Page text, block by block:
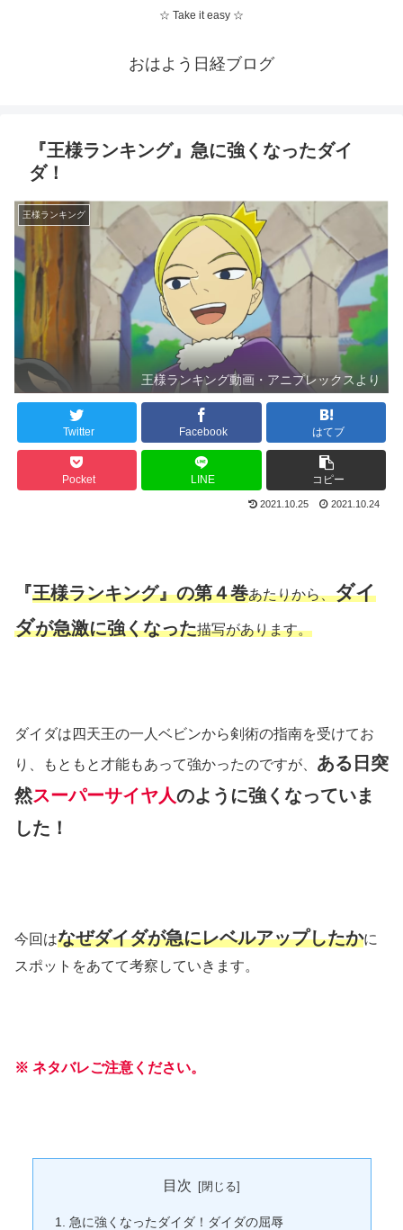
☆ Take it easy ☆
おはよう日経ブログ
『王様ランキング』急に強くなったダイ
ダ！
王様ランキング
王様ランキング動画・アニプレックスより
Twitter Facebook はてブ
Pocket LINE コピー
2021.10.25 2021.10.24
『王様ランキング』の第４巻あたりから、ダイ
ダが急激に強くなった描写があります。
ダイダは四天王の一人ベビンから剣術の指南を受けてお
り、もともと才能もあって強かったのですが、 ある日突
然スーパーサイヤ人のように強くなっていま
した！
今回はなぜダイダが急にレベルアップしたかに
スポットをあてて考察していきます。
※ ネタバレご注意ください。
目次
急に強くなったダイダ！ダイダの屈辱